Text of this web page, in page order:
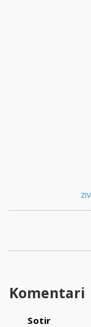
Komentari
Sotir